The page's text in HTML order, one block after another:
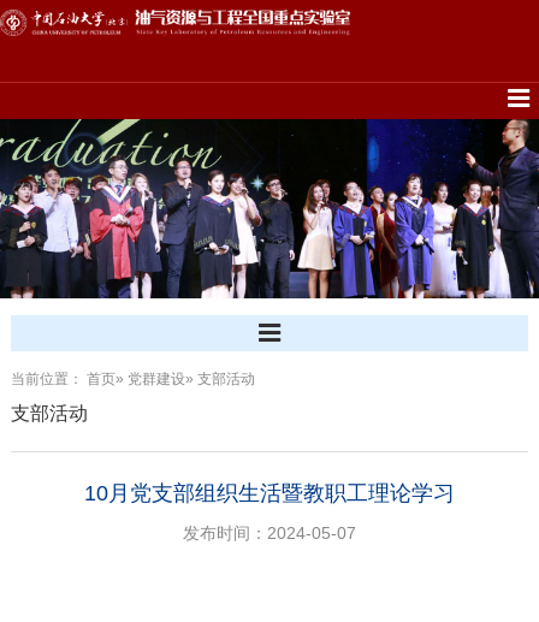
当前位置： 首页» 党群建设» 支部活动
支部活动
10月党支部组织生活暨教职工理论学习
发布时间：2024-05-07